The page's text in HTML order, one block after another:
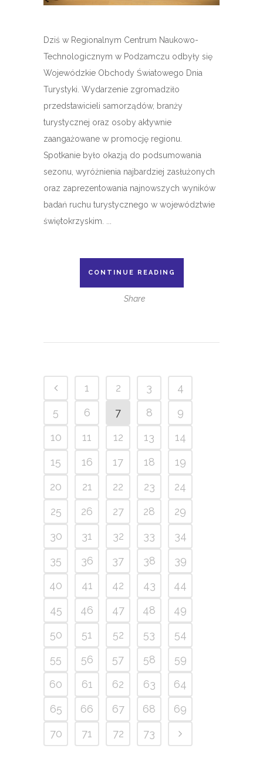
Dziś w Regionalnym Centrum Naukowo-
Technologicznym w Podzamczu odbyły się
Wojewódzkie Obchody Światowego Dnia
Turystyki. Wydarzenie zgromadziło
przedstawicieli samorządów, branży
turystycznej oraz osoby aktywnie
zaangażowane w promocję regionu.
Spotkanie było okazją do podsumowania
sezonu, wyróżnienia najbardziej zasłużonych
oraz zaprezentowania najnowszych wyników
badań ruchu turystycznego w województwie
świętokrzyskim. ...
CONTINUE READING
Share
1 2 3
4
5
6 7 8
9
10
11 12 13
14
15
16 17 18
19
20
21 22 23
24
25
26 27 28
29
30
31 32 33
34
35
36 37 38
39
40
41 42 43
44
45
46 47 48
49
50
51 52 53
54
55
56 57 58
59
60
61 62 63
64
65
66 67 68
69
70
71 72 73